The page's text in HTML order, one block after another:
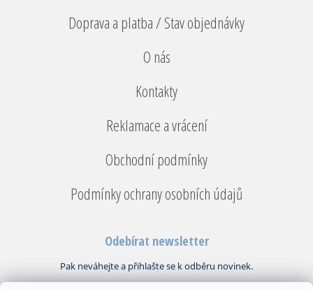
Doprava a platba / Stav objednávky
O nás
Kontakty
Reklamace a vrácení
Obchodní podmínky
Podmínky ochrany osobních údajů
Odebírat newsletter